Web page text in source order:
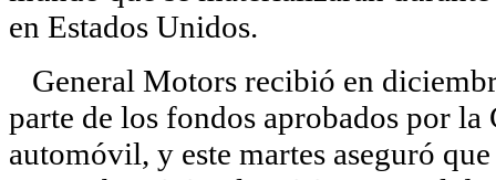
en Estados Unidos.
General Motors recibió en
parte de los fondos aprobados por la
automóvil, y este martes aseguró